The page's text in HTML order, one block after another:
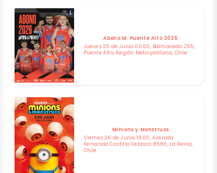
Abono M. Puente Alto 2026
Jueves 25 de Junio 00:00, Balmaceda 265,
Puente Alto, Región Metropolitana, Chile
Minions y Monstruos
Viernes 26 de Junio 19:00, Avenida
Fernando Castillo Velasco 8580, La Reina,
Chile